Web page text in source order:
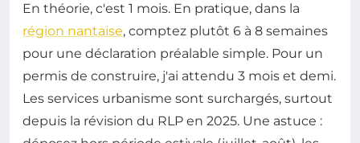
En théorie, c'est 1 mois. En pratique, dans la
région nantaise, comptez plutôt 6 à 8 semaines
pour une déclaration préalable simple. Pour un
permis de construire, j'ai attendu 3 mois et demi.
Les services urbanisme sont surchargés, surtout
depuis la révision du RLP en 2025. Une astuce :